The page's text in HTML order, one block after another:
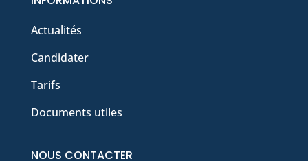
Actualités
Candidater
Tarifs
Documents utiles
NOUS CONTACTER